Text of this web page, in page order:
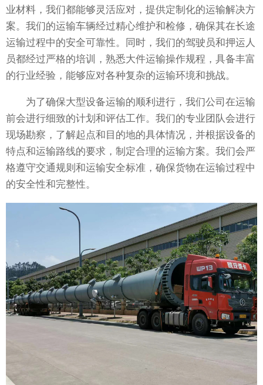
业材料，我们都能够灵活应对，提供定制化的运输解决方
案。我们的运输车辆经过精心维护和检修，确保其在长途
运输过程中的安全可靠性。同时，我们的驾驶员和押运人
员都经过严格的培训，熟悉大件运输操作规程，具备丰富
的行业经验，能够应对各种复杂的运输环境和挑战。
为了确保大型设备运输的顺利进行，我们公司在运输
前会进行细致的计划和评估工作。我们的专业团队会进行
现场勘察，了解起点和目的地的具体情况，并根据设备的
特点和运输路线的要求，制定合理的运输方案。我们会严
格遵守交通规则和运输安全标准，确保货物在运输过程中
的安全性和完整性。